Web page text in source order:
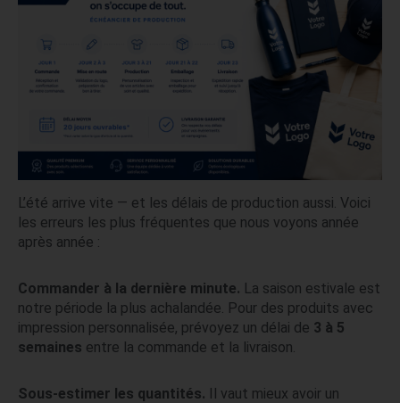
L’été arrive vite — et les délais de production aussi. Voici
les erreurs les plus fréquentes que nous voyons année
après année :
Commander à la dernière minute. La saison estivale est
notre période la plus achalandée. Pour des produits avec
impression personnalisée, prévoyez un délai de 3 à 5
semaines entre la commande et la livraison.
Sous-estimer les quantités. Il vaut mieux avoir un